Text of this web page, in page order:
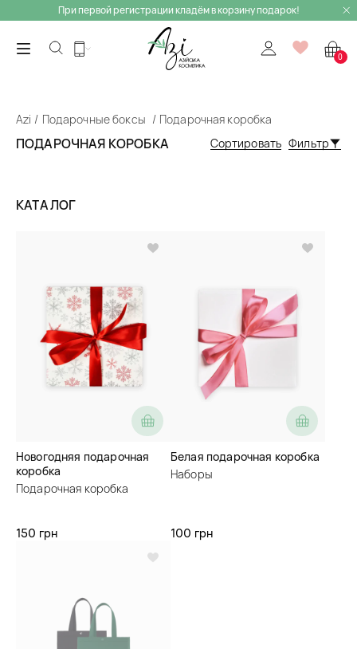
При первой регистрации кладём в корзину подарок!
0
Azi Подарочные боксы Подарочная коробка
ПОДАРОЧНАЯ КОРОБКА Сортировать Фильтр
КАТАЛОГ
Новогодняя подарочная
коробка
Подарочная коробка
150 грн
Белая подарочная коробка
Наборы
100 грн